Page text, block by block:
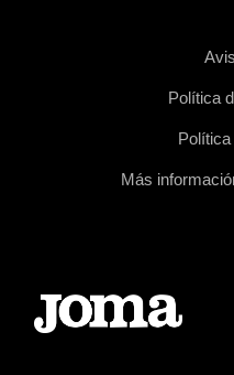
Política
Más